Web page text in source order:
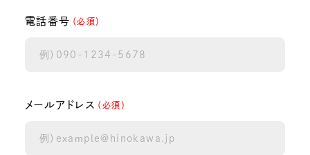
電話番号 （必須）
メールアドレス （必須）